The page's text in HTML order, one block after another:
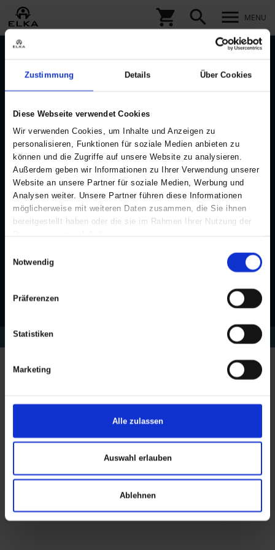
Zustimmung Details Über Cookies
Diese Webseite verwendet Cookies
Wir verwenden Cookies, um Inhalte und Anzeigen zu
personalisieren, Funktionen für soziale Medien anbieten zu
können und die Zugriffe auf unsere Website zu analysieren.
Außerdem geben wir Informationen zu Ihrer Verwendung unserer
Website an unsere Partner für soziale Medien, Werbung und
Analysen weiter. Unsere Partner führen diese Informationen
möglicherweise mit weiteren Daten zusammen, die Sie ihnen
bereitgestellt haben oder die sie im Rahmen Ihrer Nutzung der
Notwendig
Präferenzen
Statistiken
Marketing
Alle zulassen
Auswahl erlauben
Ablehnen
shopping_cart search menu MENU
KONTAKT
Dueoddevej 3
Telefon:+45 97 14 24 22
E-mail:elka@elkarainwear.dk
CVR/VAT no: 10138698
WHISTLEBLOWER - CHANNEL
KUNDENDIENST
Cookie-Richtlinie
Maßtabelle
Händler werden
B2B login erstellen
Kontakt
Jobs bei ELKA
Copyright © 2026 ELKA Rainwear A/S. All rights reserved.